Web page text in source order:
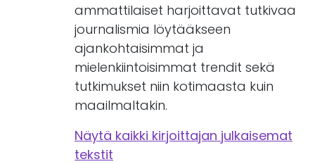
ammattilaiset harjoittavat tutkivaa
journalismia löytääkseen
ajankohtaisimmat ja
mielenkiintoisimmat trendit sekä
tutkimukset niin kotimaasta kuin
maailmaltakin.
Näytä kaikki kirjoittajan julkaisemat
tekstit